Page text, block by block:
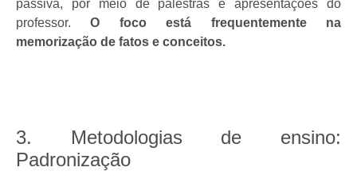
passiva, por meio de palestras e apresentações do
professor. O foco está frequentemente na
memorização de fatos e conceitos.
3. Metodologias de ensino:
Padronização